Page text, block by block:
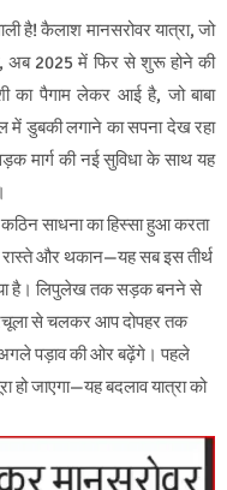
है! कैलाश मानसरोवर यात्रा, जो
अब 2025 में फिर से शुरू होने की
पैगाम लेकर आई है, जो बाबा
डुबकी लगाने का सपना देख रहा
मार्ग की नई सुविधा के साथ यह
साधना का हिस्सा हुआ करता
रास्ते और थकान—यह सब इस तीर्थ
है। लिपुलेख तक सड़क बनने से
से चलकर आप दोपहर तक
पड़ाव की ओर बढ़ेंगे। पहले
जाएगा—यह बदलाव यात्रा को